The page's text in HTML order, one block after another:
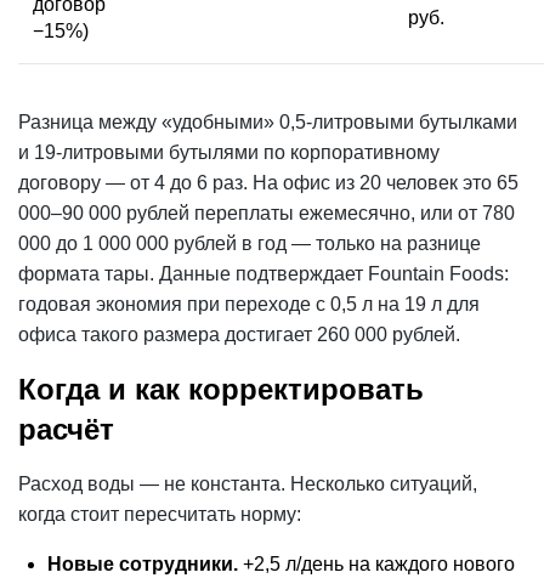
−15%)
руб.
Разница между «удобными» 0,5-литровыми бутылками
и 19-литровыми бутылями по корпоративному
договору — от 4 до 6 раз. На офис из 20 человек это 65
000–90 000 рублей переплаты ежемесячно, или от 780
000 до 1 000 000 рублей в год — только на разнице
формата тары. Данные подтверждает Fountain Foods:
годовая экономия при переходе с 0,5 л на 19 л для
офиса такого размера достигает 260 000 рублей.
Когда и как корректировать
расчёт
Расход воды — не константа. Несколько ситуаций,
когда стоит пересчитать норму:
Новые сотрудники. +2,5 л/день на каждого нового